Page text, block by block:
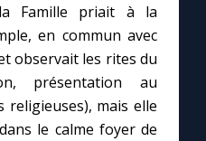
Famille priait à la
en commun avec
observait les rites du
présentation au
mais elle
le calme foyer de